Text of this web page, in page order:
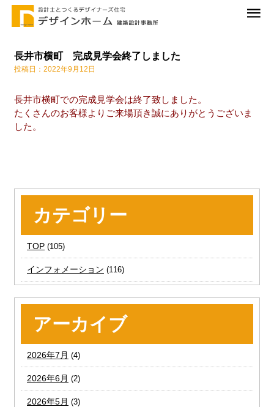
長井市横町 完成見学会終了しました
投稿日：2022年9月12日
長井市横町での完成見学会は終了致しました。
たくさんのお客様よりご来場頂き誠にありがとうございま
した。
カテゴリー
TOP (105)
インフォメーション (116)
アーカイブ
2026年7月 (4)
2026年6月 (2)
2026年5月 (3)